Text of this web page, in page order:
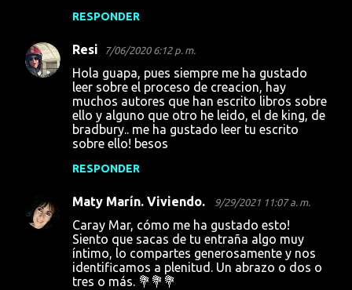
RESPONDER
Resi 7/06/2020 6:12 p. m.
Hola guapa, pues siempre me ha gustado
leer sobre el proceso de creacion, hay
muchos autores que han escrito libros sobre
ello y alguno que otro he leido, el de king, de
bradbury.. me ha gustado leer tu escrito
sobre ello! besos
RESPONDER
Maty Marín. Viviendo. 9/29/2021 11:07 a. m.
Caray Mar, cómo me ha gustado esto!
Siento que sacas de tu entraña algo muy
íntimo, lo compartes generosamente y nos
identificamos a plenitud. Un abrazo o dos o
tres o más. 💐💐💐